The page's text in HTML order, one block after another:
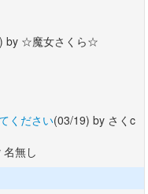
by ☆魔女さくら☆
ください(03/19) by さくc
無し